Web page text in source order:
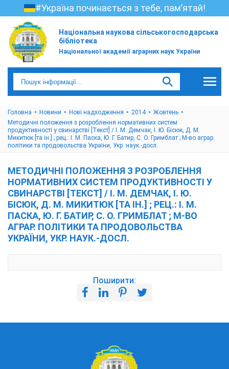
#Україна починається з тебе, пам’ятай!
Національна наукова сільськогосподарська
бібліотека
Національної академії аграрних наук України
Головна Новини Нові надходження 2014
Жовтень
Методичні положення з розроблення нормативних систем
продуктивності у свинарстві [Текст] / І. М. Демчак, І. Ю. Бісюк, Д. М.
Микитюк [та ін.] ; рец.: І. М. Паска, Ю. Г. Батир, С. О. Гримблат ; М-во аграр.
політики та продовольства України, Укр. наук.-досл.
МЕТОДИЧНІ ПОЛОЖЕННЯ З РОЗРОБЛЕННЯ
НОРМАТИВНИХ СИСТЕМ ПРОДУКТИВНОСТІ У
СВИНАРСТВІ [ТЕКСТ] / І. М. ДЕМЧАК, І. Ю.
БІСЮК, Д. М. МИКИТЮК [ТА ІН.] ; РЕЦ.: І. М.
ПАСКА, Ю. Г. БАТИР, С. О. ГРИМБЛАТ ; М-ВО
АГРАР. ПОЛІТИКИ ТА ПРОДОВОЛЬСТВА
УКРАЇНИ, УКР. НАУК.-ДОСЛ.
Поширити: